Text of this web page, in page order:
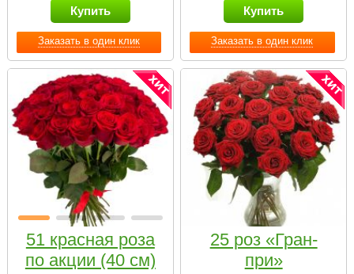
Заказать в один клик
Купить
Заказать в один клик
Купить
51 красная роза
по акции (40 см)
25 роз «Гран-
при»